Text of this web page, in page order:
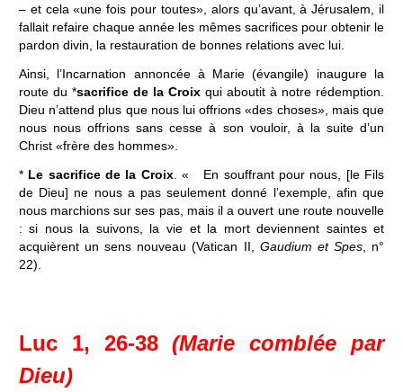
– et cela «une fois pour toutes», alors qu’avant, à Jérusalem, il
fallait refaire chaque année les mêmes sacrifices pour obtenir le
pardon divin, la restauration de bonnes relations avec lui.
Ainsi, l’Incarnation annoncée à Marie (évangile) inaugure la
route du *sacrifice de la Croix qui aboutit à notre rédemption.
Dieu n’attend plus que nous lui offrions «des choses», mais que
nous nous offrions sans cesse à son vouloir, à la suite d’un
Christ «frère des hommes».
* Le sacrifice de la Croix. « En souffrant pour nous, [le Fils
de Dieu] ne nous a pas seulement donné l’exemple, afin que
nous marchions sur ses pas, mais il a ouvert une route nouvelle
: si nous la suivons, la vie et la mort deviennent saintes et
acquièrent un sens nouveau (Vatican II, Gaudium et Spes, n°
22).
Luc 1, 26-38(Marie comblée par
Dieu)